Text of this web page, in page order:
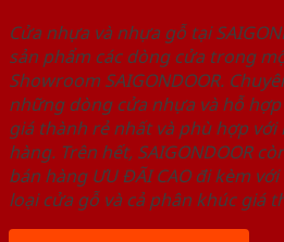
Cửa nhựa và nhựa gỗ tại
sản phẩm các dòng cửa trong
Showroom SAIGONDOOR.
những dòng cửa nhựa và hỗ
giá thành rẻ nhất và phù hợp với
hàng. Trên hết, SAIGONDOOR
bán hàng ƯU ĐÃI CAO đi kèm
loại cửa gỗ và cả phân khúc giá